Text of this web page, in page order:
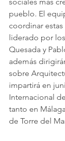
pueblo. El
coordinar
liderado por
Quesada y
además
sobre
impartirá en
Internacional
tanto en
de Torre del